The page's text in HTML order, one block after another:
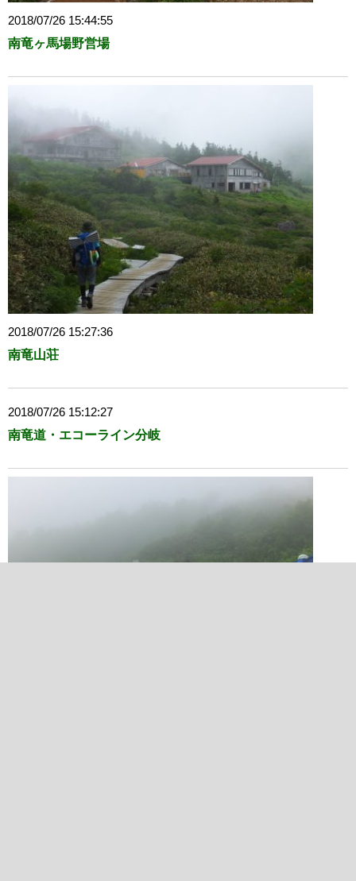
2018/07/26 15:44:55
南竜ヶ馬場野営場
2018/07/26 15:27:36
南竜山荘
2018/07/26 15:12:27
南竜道・エコーライン分岐